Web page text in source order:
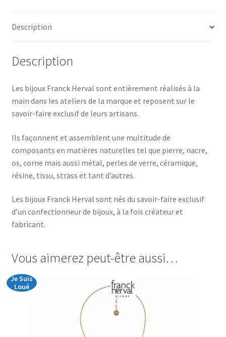
Description
Description
Les bijoux Franck Herval sont entièrement réalisés à la
main dans les ateliers de la marque et reposent sur le
savoir-faire exclusif de leurs artisans.
Ils façonnent et assemblent une multitude de
composants en matières naturelles tel que pierre, nacre,
os, corne mais aussi métal, perles de verre, céramique,
résine, tissu, strass et tant d’autres.
Les bijoux Franck Herval sont nés du savoir-faire exclusif
d’un confectionneur de bijoux, à la fois créateur et
fabricant.
Vous aimerez peut-être aussi…
Je Suis
Loué